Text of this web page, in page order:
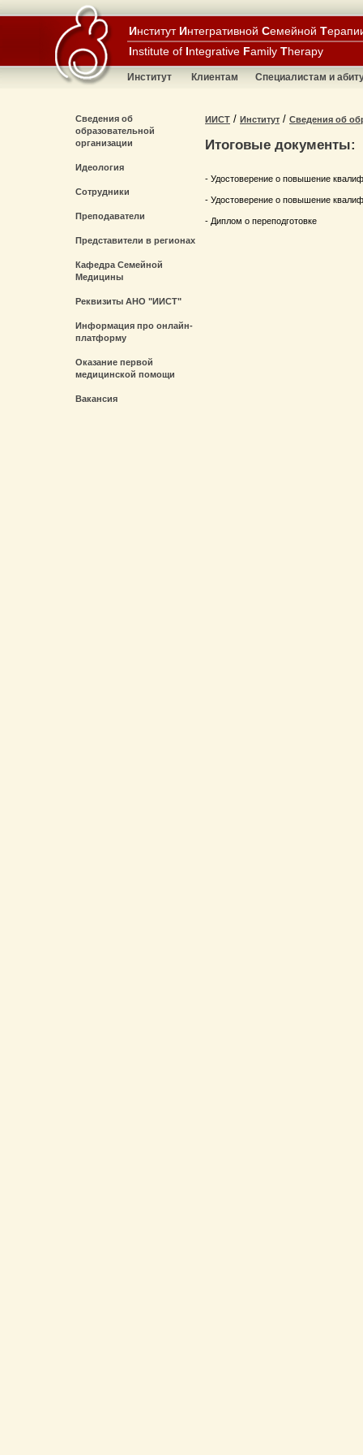
Институт Интегративной Семейной Т
Institute of Integrative Family Therapy
Институт Клиентам Специалистам и
Сведения об
образовательной
организации
Идеология
Сотрудники
Преподаватели
Представители в регионах
Кафедра Семейной
Медицины
Реквизиты АНО "ИИСТ"
Информация про онлайн-
платформу
Оказание первой
медицинской помощи
Вакансия
ИИСТ / Институт / Сведения об
Итоговые документы:
- Удостоверение о повышение
- Удостоверение о повышение
- Диплом о переподготовке